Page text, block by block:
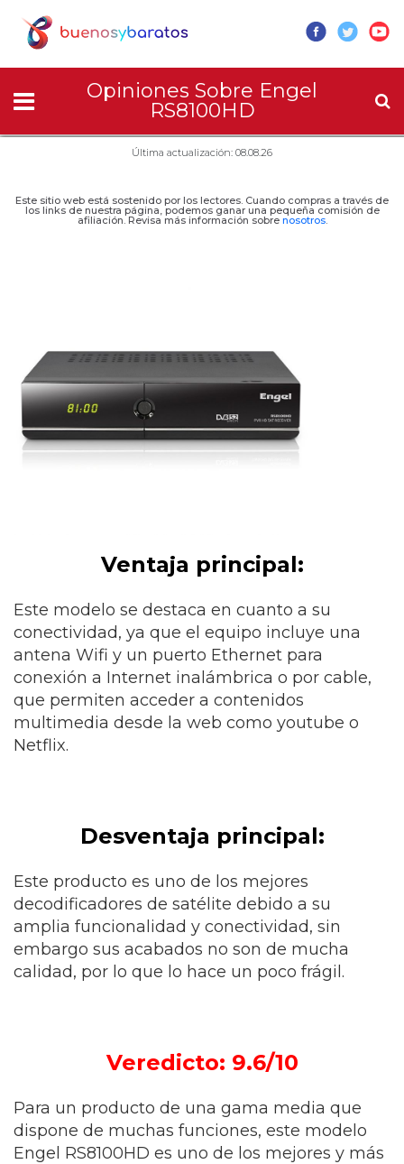
Opiniones Sobre Engel
RS8100HD
Última actualización: 08.08.26
Este sitio web está sostenido por los lectores. Cuando compras a través de
los links de nuestra página, podemos ganar una pequeña comisión de
afiliación. Revisa más información sobre nosotros.
Ventaja principal:
Este modelo se destaca en cuanto a su
conectividad, ya que el equipo incluye una
antena Wifi y un puerto Ethernet para
conexión a Internet inalámbrica o por cable,
que permiten acceder a contenidos
multimedia desde la web como youtube o
Netflix.
Desventaja principal:
Este producto es uno de los mejores
decodificadores de satélite debido a su
amplia funcionalidad y conectividad, sin
embargo sus acabados no son de mucha
calidad, por lo que lo hace un poco frágil.
Veredicto: 9.6/10
Para un producto de una gama media que
dispone de muchas funciones, este modelo
Engel RS8100HD es uno de los mejores y más